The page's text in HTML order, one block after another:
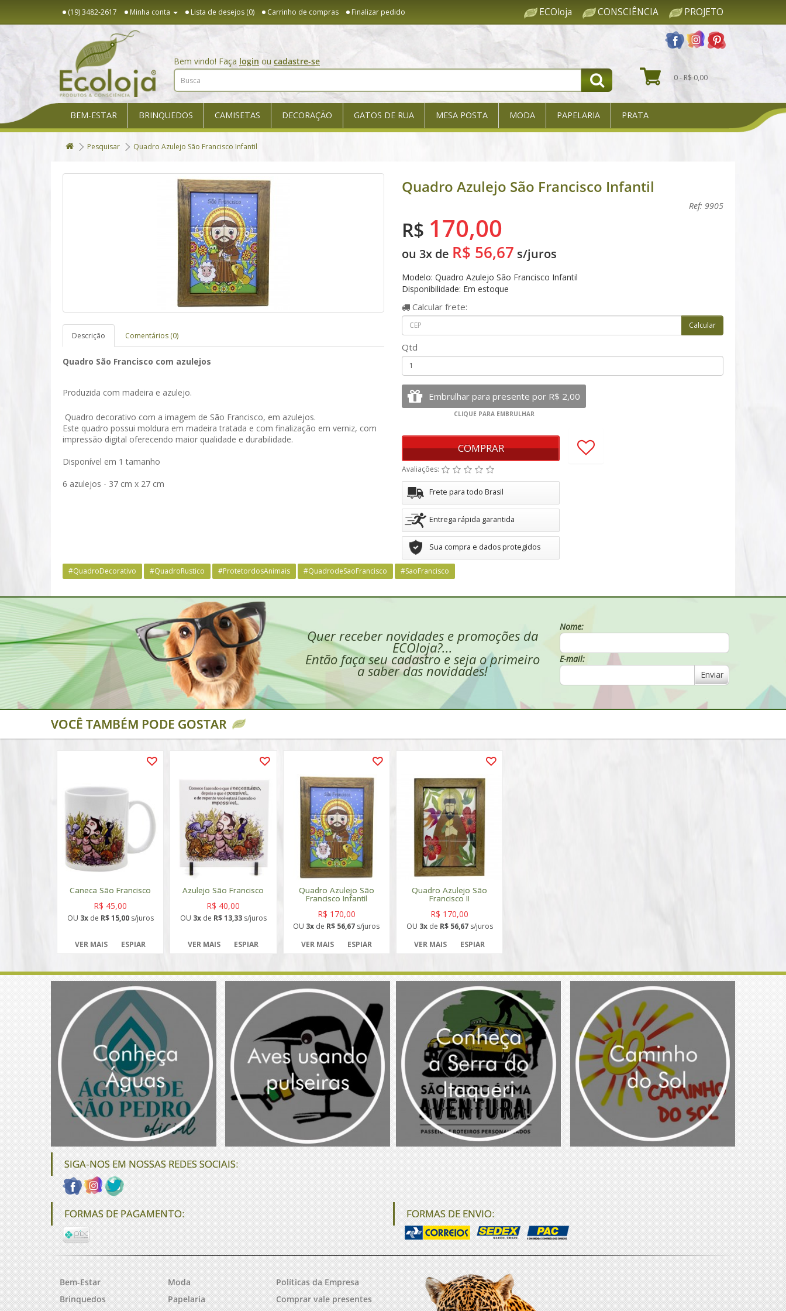
(19) 3482-2617 Minha conta Lista de desejos (0) Carrinho de compras Finalizar pedido ECOloja CONSCIÊNCIA PROJETO
Bem vindo! Faça login ou cadastre-se
0 - R$ 0,00
BEM-ESTAR BRINQUEDOS CAMISETAS DECORAÇÃO GATOS DE RUA MESA POSTA MODA PAPELARIA PRATA
Pesquisar Quadro Azulejo São Francisco Infantil
Descrição Comentários (0)
Quadro São Francisco com azulejos
Produzida com madeira e azulejo.
Quadro decorativo com a imagem de São Francisco, em azulejos.
Este quadro possui moldura em madeira tratada e com finalização em verniz, com
impressão digital oferecendo maior qualidade e durabilidade.
Disponível em 1 tamanho
6 azulejos - 37 cm x 27 cm
Quadro Azulejo São Francisco Infantil
Ref: 9905
R$ 170,00
ou 3x de R$ 56,67 s/juros
Modelo: Quadro Azulejo São Francisco Infantil
Disponibilidade: Em estoque
Calcular frete:
Qtd
COMPRAR
Avaliações:
Frete para todo Brasil
Entrega rápida garantida
Sua compra e dados protegidos
#QuadroDecorativo #QuadroRustico #ProtetordosAnimais #QuadrodeSaoFrancisco #SaoFrancisco
Quer receber novidades e promoções da
ECOloja?...
Então faça seu cadastro e seja o primeiro
a saber das novidades!
Nome:
E-mail:
Enviar
VOCÊ TAMBÉM PODE GOSTAR
Caneca São Francisco
R$ 45,00
OU 3xde R$ 15,00s/juros
VER MAIS ESPIAR
Azulejo São Francisco
R$ 40,00
OU 3xde R$ 13,33s/juros
VER MAIS ESPIAR
Quadro Azulejo São
Francisco Infantil
R$ 170,00
OU 3x de R$ 56,67 s/juros
VER MAIS
ESPIAR
Quadro Azulejo São
Francisco II
R$ 170,00
OU 3xde R$ 56,67s/juros
VER MAIS
ESPIAR
SIGA-NOS EM NOSSAS REDES SOCIAIS:
FORMAS DE PAGAMENTO: FORMAS DE ENVIO:
Bem-Estar
Brinquedos
Moda
Papelaria
Políticas da Empresa
Comprar vale presentes